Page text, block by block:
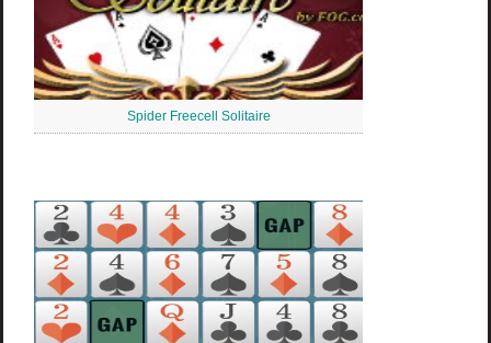
Spider Freecell Solitaire